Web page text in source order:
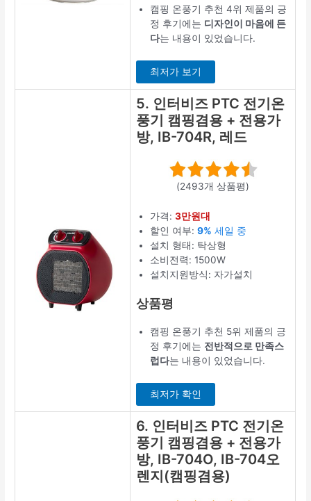
캠핑 온풍기 추천 4위 제품의 긍
정 후기에는 디자인이 마음에 든
다는 내용이 있었습니다.
최저가 보기
5. 인터비즈 PTC 전기온
풍기 캠핑겸용 + 전용가
방, IB-704R, 레드
(2493개 상품평)
가격:3만원대
할인 여부:9% 세일 중
설치 형태: 탁상형
소비전력: 1500W
설치지원방식: 자가설치
상품평
캠핑 온풍기 추천 5위 제품의 긍
정 후기에는 전반적으로 만족스
럽다는 내용이 있었습니다.
최저가 확인
6. 인터비즈 PTC 전기온
풍기 캠핑겸용 + 전용가
방, IB-704O, IB-704오
렌지(캠핑겸용)